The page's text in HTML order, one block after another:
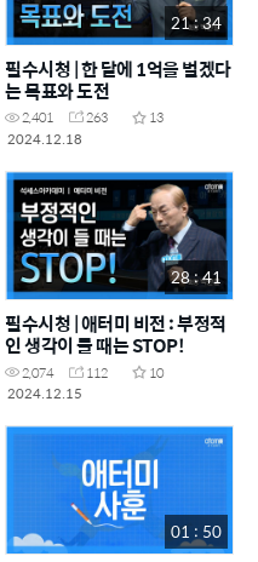
21 : 34
필수시청 | 한 달에 1억을 벌겠다
는 목표와 도전
2,401 263
13
2024.12.18
28 : 41
필수시청 | 애터미 비전 : 부정적
인 생각이 들 때는 STOP!
2,074 112
10
2024.12.15
01 : 50